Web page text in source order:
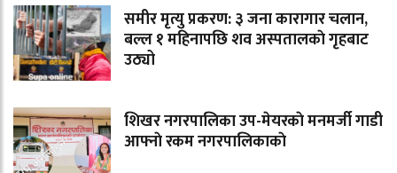
समीर मृत्यु प्रकरण: ३ जना कारागार चलान,
बल्ल १ महिनापछि शव अस्पतालकाे गृहबाट
उठ्यो
शिखर नगरपालिका उप-मेयरकाे मनमर्जी गाडी
आफ्नाे रकम नगरपालिकाकाे